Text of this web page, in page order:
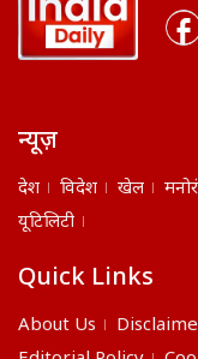
न्यूज़
देश विदेश खेल
यूटिलिटी
Quick Links
About Us